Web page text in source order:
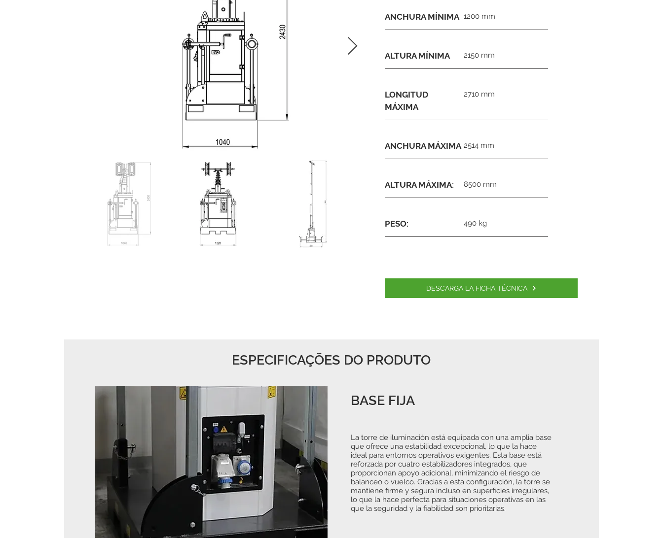
ANCHURA MÍNIMA 1200 mm
ALTURA MÍNIMA 2150 mm
LONGITUD
MÁXIMA
2710 mm
ANCHURA MÁXIMA 2514 mm
ALTURA MÁXIMA: 8500 mm
PESO: 490 kg
DESCARGA LA FICHA TÉCNICA
ESPECIFICAÇÕES DO PRODUTO
BASE FIJA
La torre de iluminación está equipada con una amplia base
que ofrece una estabilidad excepcional, lo que la hace
ideal para entornos operativos exigentes. Esta base está
reforzada por cuatro estabilizadores integrados, que
proporcionan apoyo adicional, minimizando el riesgo de
balanceo o vuelco. Gracias a esta configuración, la torre se
mantiene firme y segura incluso en superficies irregulares,
lo que la hace perfecta para situaciones operativas en las
que la seguridad y la fiabilidad son prioritarias.